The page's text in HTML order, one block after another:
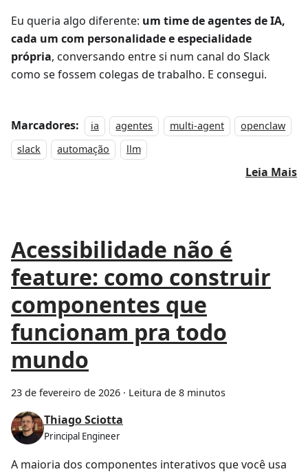
Eu queria algo diferente: um time de agentes de IA,
cada um com personalidade e especialidade
própria, conversando entre si num canal do Slack
como se fossem colegas de trabalho. E consegui.
Marcadores: ia agentes multi-agent
openclaw
slack
automação llm
Leia Mais
Acessibilidade não é
feature: como construir
componentes que
funcionam pra todo
mundo
23 de fevereiro de 2026 · Leitura de 8 minutos
Thiago Sciotta
Principal Engineer
A maioria dos componentes interativos que você usa